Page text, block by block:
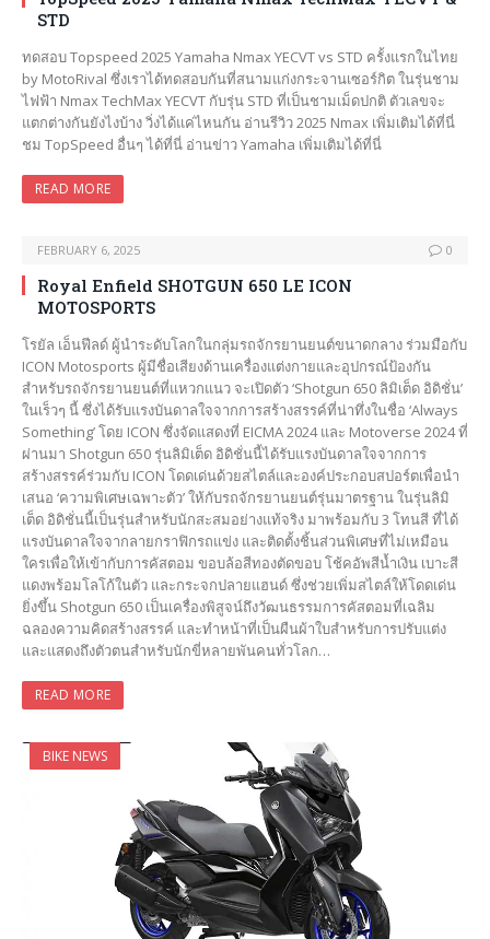
STD
ทดสอบ Topspeed 2025 Yamaha Nmax YECVT vs STD ครั้งแรกในไทย
by MotoRival ซึ่งเราได้ทดสอบกันที่สนามแก่งกระจานเซอร์กิต ในรุ่นชาม
ไฟฟ้า Nmax TechMax YECVT กับรุ่น STD ที่เป็นชามเม็ดปกติ ตัวเลขจะ
แตกต่างกันยังไงบ้าง วิ่งได้แค่ไหนกัน อ่านรีวิว 2025 Nmax เพิ่มเติมได้ที่นี่
ชม TopSpeed อื่นๆ ได้ที่นี่ อ่านข่าว Yamaha เพิ่มเติมได้ที่นี่
READ MORE
FEBRUARY 6, 2025 0
Royal Enfield SHOTGUN 650 LE ICON
MOTOSPORTS
โรยัล เอ็นฟีลด์ ผู้นำระดับโลกในกลุ่มรถจักรยานยนต์ขนาดกลาง ร่วมมือกับ
ICON Motosports ผู้มีชื่อเสียงด้านเครื่องแต่งกายและอุปกรณ์ป้องกัน
สำหรับรถจักรยานยนต์ที่แหวกแนว จะเปิดตัว ‘Shotgun 650 ลิมิเต็ด อิดิชั่น’
ในเร็วๆ นี้ ซึ่งได้รับแรงบันดาลใจจากการสร้างสรรค์ที่น่าทึ่งในชื่อ ‘Always
Something’ โดย ICON ซึ่งจัดแสดงที่ EICMA 2024 และ Motoverse 2024 ที่
ผ่านมา Shotgun 650 รุ่นลิมิเต็ด อิดิชั่นนี้ได้รับแรงบันดาลใจจากการ
สร้างสรรค์ร่วมกับ ICON โดดเด่นด้วยสไตล์และองค์ประกอบสปอร์ตเพื่อนำ
เสนอ ‘ความพิเศษเฉพาะตัว’ ให้กับรถจักรยานยนต์รุ่นมาตรฐาน ในรุ่นลิมิ
เต็ด อิดิชั่นนี้เป็นรุ่นสำหรับนักสะสมอย่างแท้จริง มาพร้อมกับ 3 โทนสี ที่ได้
แรงบันดาลใจจากลายกราฟิกรถแข่ง และติดตั้งชิ้นส่วนพิเศษที่ไม่เหมือน
ใครเพื่อให้เข้ากับการคัสตอม ขอบล้อสีทองตัดขอบ โช้คอัพสีน้ำเงิน เบาะสี
แดงพร้อมโลโก้ในตัว และกระจกปลายแฮนด์ ซึ่งช่วยเพิ่มสไตล์ให้โดดเด่น
ยิ่งขึ้น Shotgun 650 เป็นเครื่องพิสูจน์ถึงวัฒนธรรมการคัสตอมที่เฉลิม
ฉลองความคิดสร้างสรรค์ และทำหน้าที่เป็นผืนผ้าใบสำหรับการปรับแต่ง
และแสดงถึงตัวตนสำหรับนักขี่หลายพันคนทั่วโลก…
READ MORE
BIKE NEWS